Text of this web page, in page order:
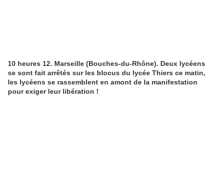
10 heures 12. Marseille (Bouches-du-Rhône). Deux lycéens
se sont fait arrêtés sur les blocus du lycée Thiers ce matin,
les lycéens se rassemblent en amont de la manifestation
pour exiger leur libération !